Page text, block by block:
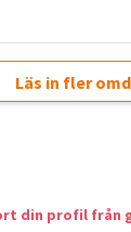
Läs in fler
din profil från